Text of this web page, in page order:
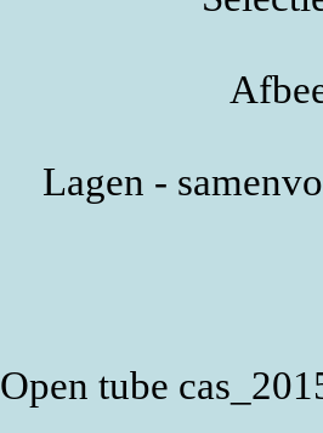
Lagen -
Open tube